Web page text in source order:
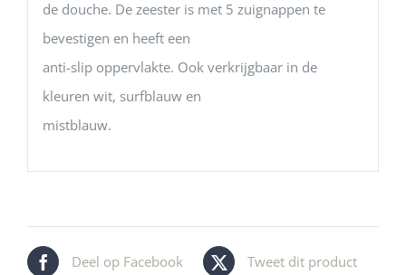
de douche. De zeester is met 5 zuignappen te
bevestigen en heeft een
anti-slip oppervlakte. Ook verkrijgbaar in de
kleuren wit, surfblauw en
mistblauw.
Deel op Facebook Tweet dit product